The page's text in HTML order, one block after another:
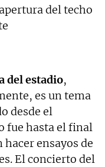
del techo
del estadio,
es un tema
desde el
fue hasta el final
ensayos de
El concierto del